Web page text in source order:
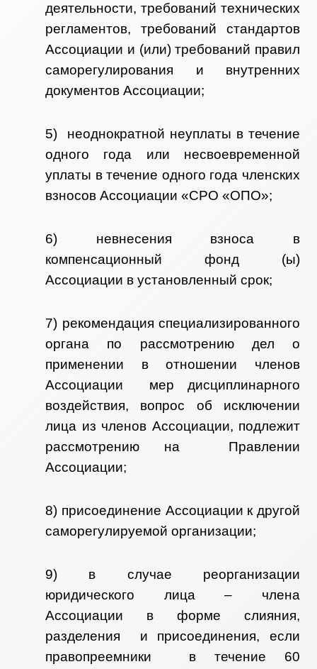
деятельности, требований технических
регламентов, требований стандартов
Ассоциации и (или) требований правил
саморегулирования и внутренних
документов Ассоциации;
5) неоднократной неуплаты в течение
одного года или несвоевременной
уплаты в течение одного года членских
взносов Ассоциации «СРО «ОПО»;
6) невнесения взноса в
компенсационный фонд (ы)
Ассоциации в установленный срок;
7) рекомендация специализированного
органа по рассмотрению дел о
применении в отношении членов
Ассоциации мер дисциплинарного
воздействия, вопрос об исключении
лица из членов Ассоциации, подлежит
рассмотрению на Правлении
Ассоциации;
8) присоединение Ассоциации к другой
саморегулируемой организации;
9) в случае реорганизации
юридического лица – члена
Ассоциации в форме слияния,
разделения и присоединения, если
правопреемники в течение 60